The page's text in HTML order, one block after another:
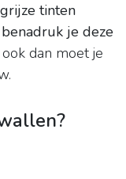
tinten
je deze
dan moet je